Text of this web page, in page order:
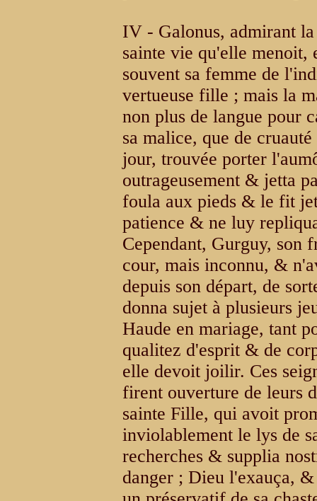
IV - Galonus, admirant
sainte vie qu'elle
souvent sa femme de
vertueuse fille ; mais la
non plus de langue pour
sa malice, que de
jour, trouvée porter
outrageusement & jetta
foula aux pieds & le fit
patience & ne luy
Cependant, Gurguy, son
cour, mais inconnu, &
depuis son départ, de
donna sujet à plusieurs
Haude en mariage, tant
qualitez d'esprit & de
elle devoit joilir. Ces
firent ouverture de leurs
sainte Fille, qui avoit
inviolablement le lys de
recherches & supplia
danger ; Dieu l'exauça,